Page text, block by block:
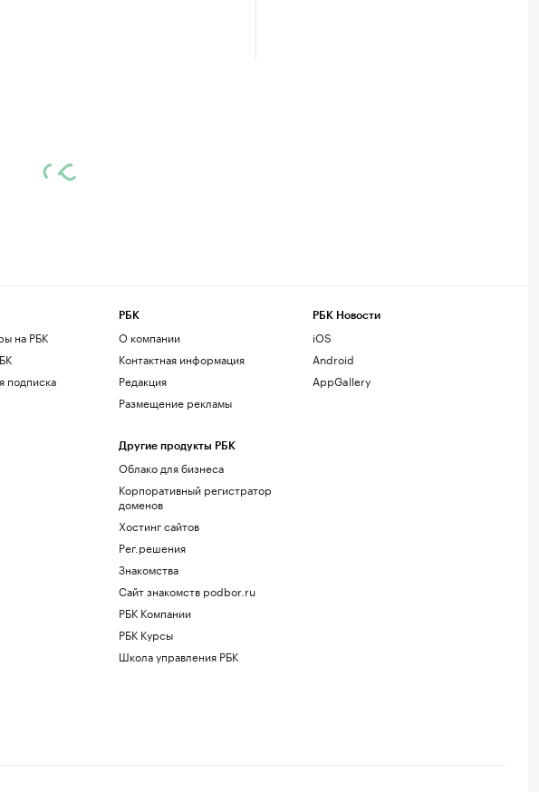
на РБК
подписка
РБК
О компании
Контактная информация
Редакция
Размещение рекламы
Другие продукты РБК
Облако для бизнеса
Корпоративный регистратор
доменов
Хостинг сайтов
Рег.решения
Знакомства
Сайт знакомств podbor.ru
РБК Компании
РБК Курсы
Школа управления РБК
РБК Новости
iOS
Android
AppGallery